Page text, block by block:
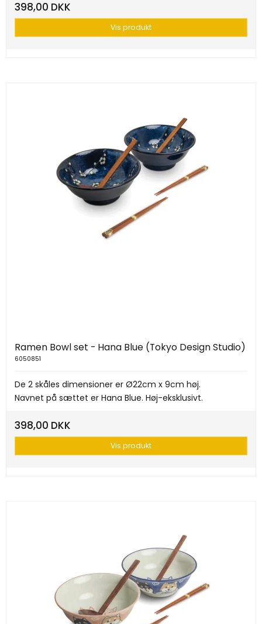
398,00 DKK
Vis produkt
Ramen Bowl set - Hana Blue (Tokyo Design Studio)
6050851
De 2 skåles dimensioner er Ø22cm x 9cm høj.
Navnet på sættet er Hana Blue. Høj-eksklusivt.
398,00 DKK
Vis produkt